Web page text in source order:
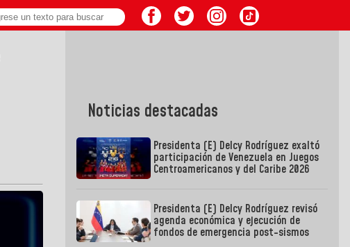
Noticias destacadas
Presidenta (E) Delcy Rodríguez exaltó
participación de Venezuela en Juegos
Centroamericanos y del Caribe 2026
Presidenta (E) Delcy Rodríguez revisó
agenda económica y ejecución de
fondos de emergencia post-sismos